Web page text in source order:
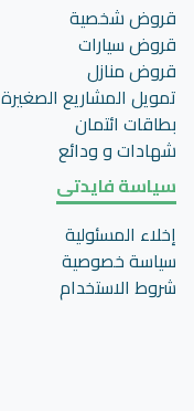
قروض شخصية
قروض سيارات
قروض منازل
تمويل المشاريع الصغيرة
بطاقات ائتمان
شهادات و ودائع
سياسة فايدتى
إخلاء المسئولية
سياسة خصوصية
شروط الاستخدام